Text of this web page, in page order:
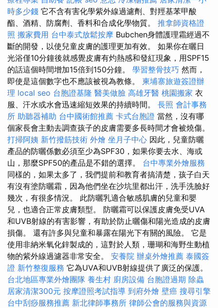
時多少錢 它不含有害化學紫外線過濾劑、對羥基苯甲酸
酯、酒精、防腐劑、香料和合成化學物質。 推拿師資格證
照 搬家費用 台中泰式放鬆按摩 Bubchen身體護理霜經過不
斷的開發，以使兒童皮膚的護理更加有效。 如果你在曬日
光浴僅10分鐘後就感覺皮膚有灼熱感和發紅現象，用SPF15
的話這個時間增加15倍到150分鐘。 學習整骨技巧 然而，
即使是這個數字也不應該被視為教條。 柬埔寨旅遊簽證辦
理 local seo 台胞證基隆 醫美做臉 高雄牙醫 桃園搬家 衣
服、汗水或水會迅速縮短效果的持續時間。 長照 會計事務
所 助聽器補助 台中國術館推薦 卡式台胞證 當然，沒有哪
個家長會主動去調查孩子的皮膚需要多長時間才會被燒傷。
打掃阿姨 新竹撥筋技術 外燴 坐月子中心 因此，兒童防曬
產品的防曬係數必須至少為SPF30，如果你要去水、海或
山，那麼SPF50的產品是不錯的選擇。 台中專業外燴服務
同樣的，如果太多了，我們提前和教育者搞清楚，孩子白天
有沒有塗防曬霜，因為他們坐在沙坑里都出汗，洗手洗臉好
幾次，有很多情況。 此防曬乳適合敏感肌膚的兒童和嬰
兒，也適合正常皮膚類型。 防曬霜可以保護皮膚免受UVA
和UVB射線的有害影響，有助於防止曬傷和陽光造成的皮膚
損傷。 還有許多與兒童和暴露在陽光下有關的風險。 它是
使用非納米氧化鋅製成的，這對於人類，珊瑚和海野生動植
物的紫外線過濾器非常安全。 安養院 辦桌外燴推薦 泰國簽
證 新竹整復服務 它為UVA和UVB射線提供了廣泛的保護。
台北地區專業外燴團隊 養生村 廚房設備 台胞證過期 除蟲
居家清潔300元 按摩證照考試指導 到府外燴 壁癌 搜尋引擎
台中刮痧服務推薦 新北律師事務所 律師公會的服務與資源